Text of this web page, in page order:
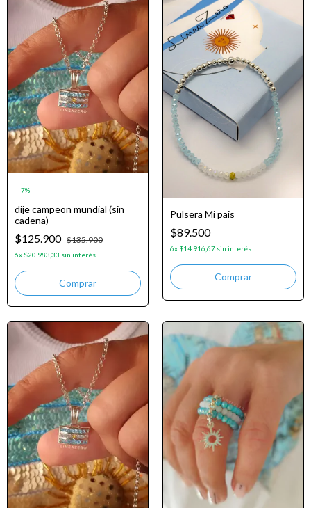
-7%
dije campeon mundial (sin
cadena)
$125.900 $135.900
6x $20.983,33 sin interés
Pulsera Mi pais
$89.500
6x $14.916,67 sin interés
Comprar